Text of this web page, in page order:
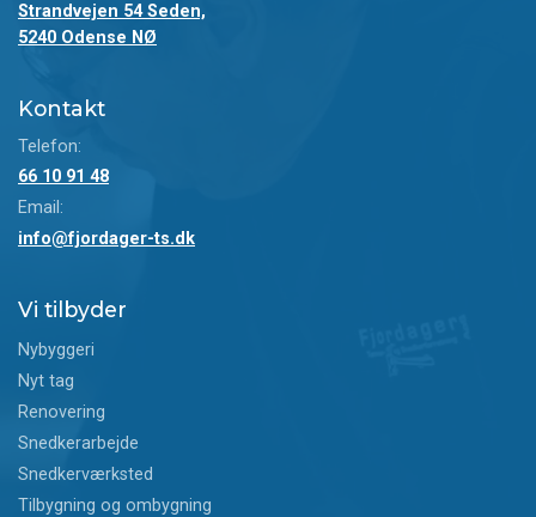
Strandvejen 54 Seden,
5240 Odense NØ
Kontakt
Telefon:
66 10 91 48
Email:
info@fjordager-ts.dk
Vi tilbyder
Nybyggeri
Nyt tag
Renovering
Snedkerarbejde
Snedkerværksted
Tilbygning og ombygning